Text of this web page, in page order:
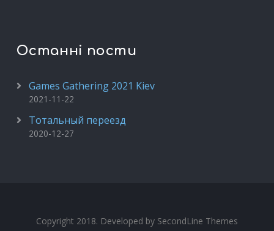
Останні пости
Games Gathering 2021 Kiev
2021-11-22
Тотальный переезд
2020-12-27
Copyright 2018. Developed by SecondLine Themes